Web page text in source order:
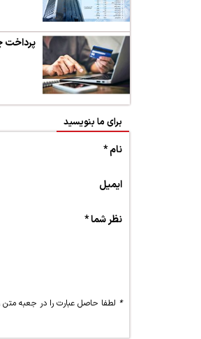
پرداخت
برای ما بنویسید
نام *
ایمیل
نظر شما *
* لطفا حاصل عبارت را در جعبه متن